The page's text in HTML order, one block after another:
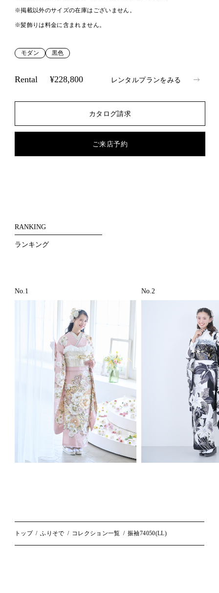
トップ ふりそで コレクション一覧 振袖74050(LL)
※掲載以外のサイズの在庫はございません。
※髪飾りは料金に含まれません。
モダン 黒色
Rental ¥228,800 レンタルプランをみる
カタログ請求
ご来店予約
RANKING
ランキング
No.1 No.2